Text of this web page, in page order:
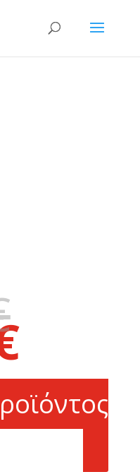
Original
price
was:
34,90 €.
τιμή
είναι:
16,90 €.